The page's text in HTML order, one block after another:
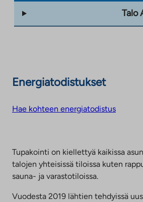
Talo
Energiatodistukset
Hae kohteen energiatodistus
Tupakointi on kiellettyä kaikissa
talojen yhteisissä tiloissa kuten
sauna- ja varastotiloissa.
Vuodesta 2019 lähtien tehdyissä